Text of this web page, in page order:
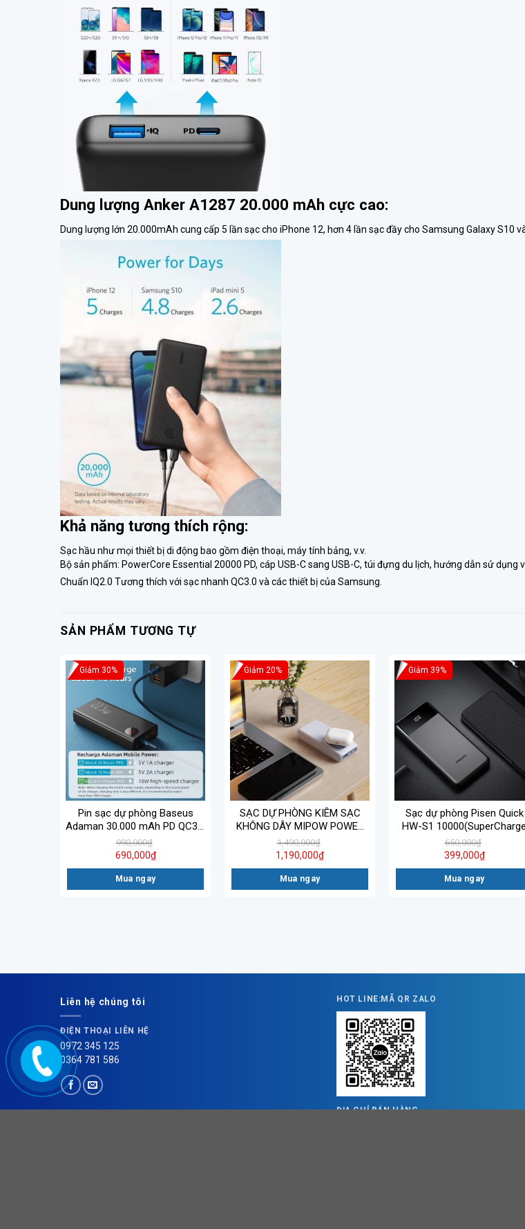
Dung lượng Anker A1287 20.000 mAh cực cao:
Dung lượng lớn 20.000mAh cung cấp 5 lần sạc cho iPhone 12, hơn 4 lần sạc đầy cho Samsung Galaxy S10
Khả năng tương thích rộng:
Sạc hầu như mọi thiết bị di động bao gồm điện thoại, máy tính bảng, v.v.
Bộ sản phẩm: PowerCore Essential 20000 PD, cáp USB-C sang USB-C, túi đựng du lịch, hướng dẫn sử dụng
Chuẩn IQ2.0 Tương thích với sạc nhanh QC3.0 và các thiết bị của Samsung.
SẢN PHẨM TƯƠNG TỰ
Giảm 30%
Pin sạc dự phòng Baseus
Adaman 30.000 mAh PD QC3.0
PPADMC30 22.5W
990,000₫
690,000₫
Mua ngay
Giảm 20%
SẠC DỰ PHÒNG KIÊM SẠC
KHÔNG DÂY MIPOW POWER
CUBE 20000 PD 18W, QI 10W
WIRELESS CHARGE (2C1A)
1,490,000₫
1,190,000₫
Mua ngay
Giảm 39%
Sạc dự phòng Pisen Quick
HW-S1 10000(SuperCharge
22.5W) 10000mAh – Hàng
Chính Hãng
650,000₫
399,000₫
Mua ngay
Liên hệ chúng tôi
ĐIỆN THOẠI LIÊN HỆ
0972 345 125
0364 781 586
HOT LINE:MÃ QR ZALO
ĐỊA CHỈ BÁN HÀNG